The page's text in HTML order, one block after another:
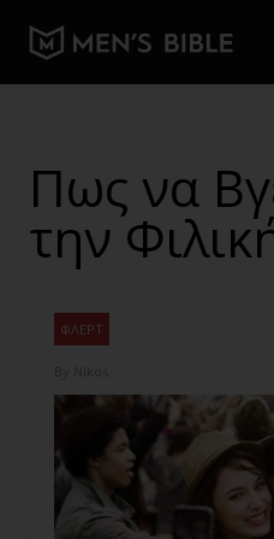
Πως να
την
ΦΛΕΡΤ